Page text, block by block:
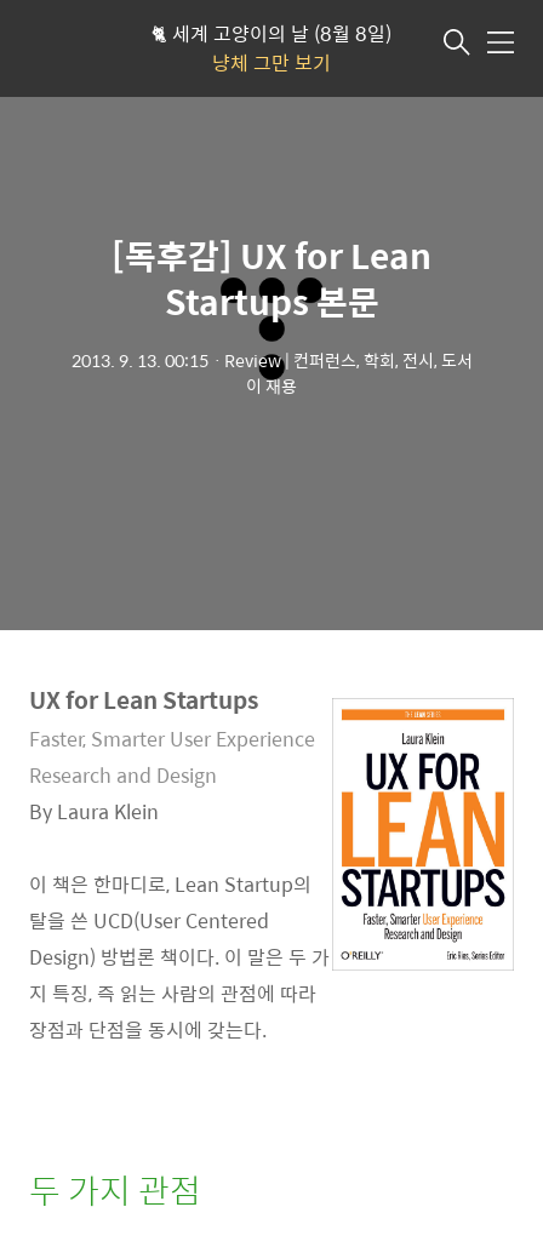
🐈 세계 고양이의 날 (8월 8일)
냥체 그만 보기
메뉴
[독후감] UX for Lean
Startups 본문
2013. 9. 13. 00:15ㆍ Review | 컨퍼런스, 학회, 전시, 도서
이 재용
UX for Lean Startups
Faster, Smarter User Experience
Research and Design
By Laura Klein
이 책은 한마디로, Lean Startup의
탈을 쓴 UCD(User Centered
Design) 방법론 책이다. 이 말은 두 가
지 특징, 즉 읽는 사람의 관점에 따라
장점과 단점을 동시에 갖는다.
두 가지 관점